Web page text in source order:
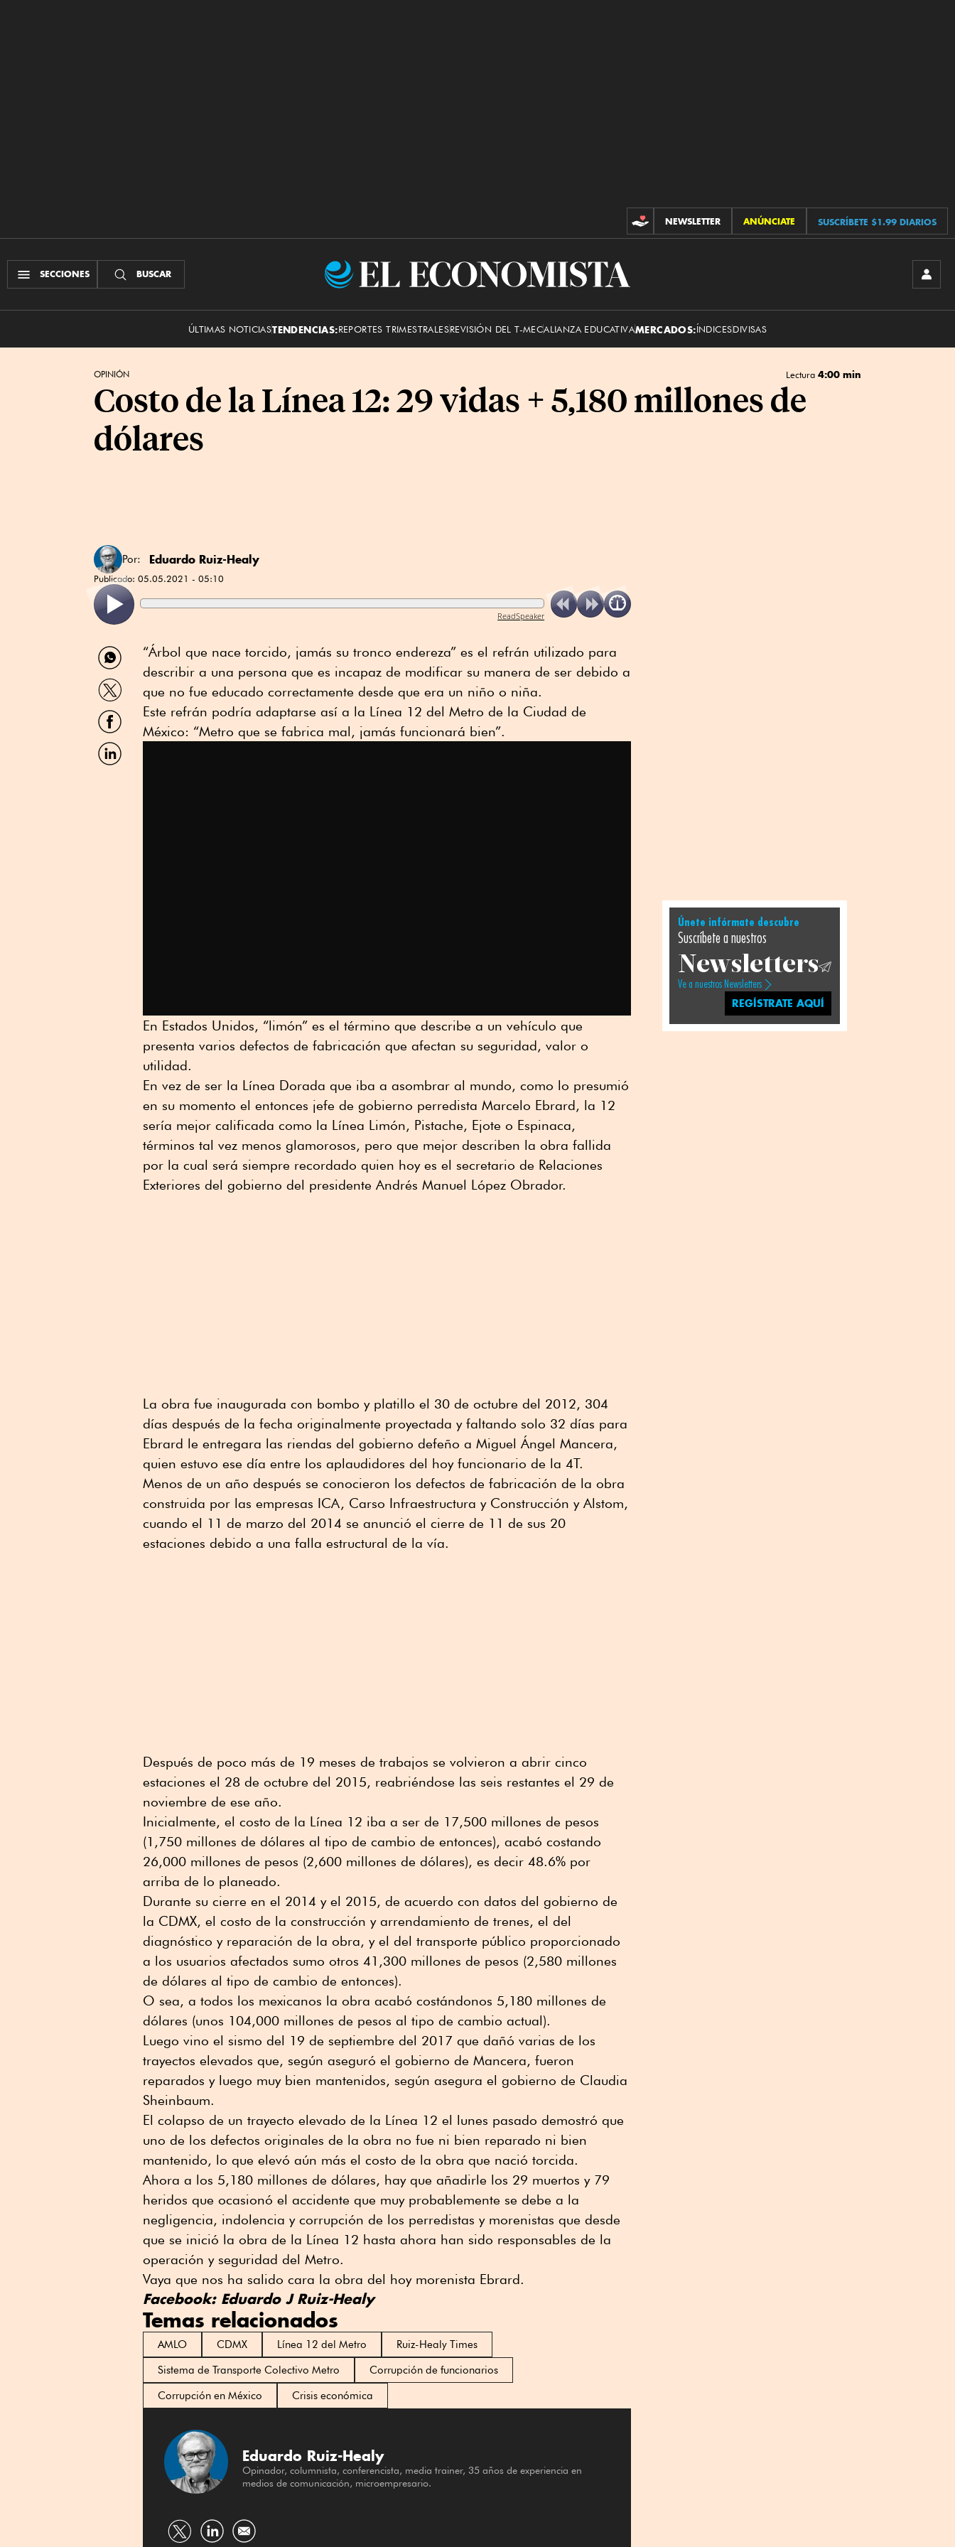
CONTRIBUCIONES
NEWSLETTER ANÚNCIATE SUSCRÍBETE $1.99 DIARIOS
SECCIONES BUSCAR
El
ÚLTIMAS NOTICIASTENDENCIAS:REPORTES TRIMESTRALESREVISIÓN DEL T-MECALIANZA EDUCATIVAMERCADOS:ÍNDICESDIVISAS
OPINIÓN Lectura 4:00 min
Costo de la Línea 12: 29 vidas + 5,180 millones de
dólares
Por: Eduardo Ruiz-Healy
Publicado: 05.05.2021 - 05:10
ReadSpeaker
Compartir
por
WhatsApp
Compartir
por
Twitter
Compartir
por
Facebook
Compartir
por
“Árbol que nace torcido, jamás su tronco endereza” es el refrán utilizado para
describir a una persona que es incapaz de modificar su manera de ser debido a
que no fue educado correctamente desde que era un niño o niña.
Este refrán podría adaptarse así a la Línea 12 del Metro de la Ciudad de
México: “Metro que se fabrica mal, jamás funcionará bien”.
En Estados Unidos, “limón” es el término que describe a un vehículo que
presenta varios defectos de fabricación que afectan su seguridad, valor o
utilidad.
En vez de ser la Línea Dorada que iba a asombrar al mundo, como lo presumió
en su momento el entonces jefe de gobierno perredista Marcelo Ebrard, la 12
sería mejor calificada como la Línea Limón, Pistache, Ejote o Espinaca,
términos tal vez menos glamorosos, pero que mejor describen la obra fallida
por la cual será siempre recordado quien hoy es el secretario de Relaciones
Exteriores del gobierno del presidente Andrés Manuel López Obrador.
La obra fue inaugurada con bombo y platillo el 30 de octubre del 2012, 304
días después de la fecha originalmente proyectada y faltando solo 32 días para
Ebrard le entregara las riendas del gobierno defeño a Miguel Ángel Mancera,
quien estuvo ese día entre los aplaudidores del hoy funcionario de la 4T.
Menos de un año después se conocieron los defectos de fabricación de la obra
construida por las empresas ICA, Carso Infraestructura y Construcción y Alstom,
cuando el 11 de marzo del 2014 se anunció el cierre de 11 de sus 20
estaciones debido a una falla estructural de la vía.
Después de poco más de 19 meses de trabajos se volvieron a abrir cinco
estaciones el 28 de octubre del 2015, reabriéndose las seis restantes el 29 de
noviembre de ese año.
Inicialmente, el costo de la Línea 12 iba a ser de 17,500 millones de pesos
(1,750 millones de dólares al tipo de cambio de entonces), acabó costando
26,000 millones de pesos (2,600 millones de dólares), es decir 48.6% por
arriba de lo planeado.
Durante su cierre en el 2014 y el 2015, de acuerdo con datos del gobierno de
la CDMX, el costo de la construcción y arrendamiento de trenes, el del
diagnóstico y reparación de la obra, y el del transporte público proporcionado
a los usuarios afectados sumo otros 41,300 millones de pesos (2,580 millones
de dólares al tipo de cambio de entonces).
O sea, a todos los mexicanos la obra acabó costándonos 5,180 millones de
dólares (unos 104,000 millones de pesos al tipo de cambio actual).
Luego vino el sismo del 19 de septiembre del 2017 que dañó varias de los
trayectos elevados que, según aseguró el gobierno de Mancera, fueron
reparados y luego muy bien mantenidos, según asegura el gobierno de Claudia
Sheinbaum.
El colapso de un trayecto elevado de la Línea 12 el lunes pasado demostró que
uno de los defectos originales de la obra no fue ni bien reparado ni bien
mantenido, lo que elevó aún más el costo de la obra que nació torcida.
Ahora a los 5,180 millones de dólares, hay que añadirle los 29 muertos y 79
heridos que ocasionó el accidente que muy probablemente se debe a la
negligencia, indolencia y corrupción de los perredistas y morenistas que desde
que se inició la obra de la Línea 12 hasta ahora han sido responsables de la
operación y seguridad del Metro.
Vaya que nos ha salido cara la obra del hoy morenista Ebrard.
Facebook: Eduardo J Ruiz-Healy
Temas relacionados
AMLO CDMX Línea 12 del Metro
Ruiz-Healy Times
Sistema de Transporte Colectivo Metro
Corrupción de funcionarios
Corrupción en México
Crisis económica
Eduardo Ruiz-Healy
Opinador, columnista, conferencista, media trainer, 35 años de experiencia en
medios de comunicación, microempresario.
CompartirCompartir
Únete infórmate descubre
Suscríbete a nuestros
Newsletters
Ve a nuestros Newsletters
REGÍSTRATE AQUÍ